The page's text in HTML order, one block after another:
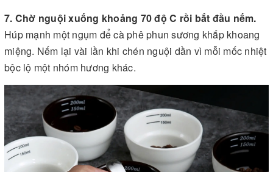
7. Chờ nguội xuống khoảng 70 độ C rồi bắt đầu nếm.
Húp mạnh một ngụm để cà phê phun sương khắp khoang
miệng. Nếm lại vài lần khi chén nguội dần vì mỗi mốc nhiệt
bộc lộ một nhóm hương khác.